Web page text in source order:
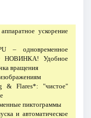
ускорение
– одновременное
НОВИНКА! Удобное
вращения
Flares*: "чистое"
пиктограммы
и автоматическое